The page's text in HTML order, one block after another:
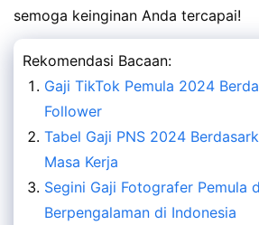
semoga keinginan Anda tercapai!
Rekomendasi Bacaan:
Gaji TikTok Pemula 2024
Follower
Tabel Gaji PNS 2024
Masa Kerja
Segini Gaji Fotografer Pemula
Berpengalaman di Indonesia